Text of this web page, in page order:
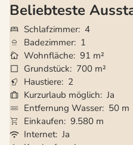
Beliebteste
Schlafzimmer 4
Badezimmer 1
Wohnfläche 91 m²
Grundstück
700 m²
Haustiere 2
Kurzurlaub möglich Ja
Entfernung Wasser 50 m
Einkaufen 9.580 m
Internet Ja